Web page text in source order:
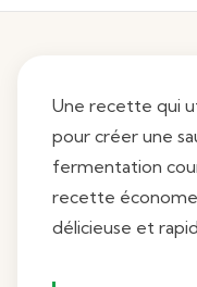
Une recette qui
pour créer une
fermentation
recette économe
délicieuse et